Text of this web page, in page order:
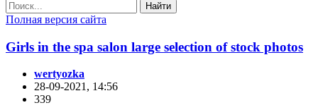
Найти
Полная версия сайта
Girls in the spa salon large selection of stock photos
wertyozka
28-09-2021, 14:56
339